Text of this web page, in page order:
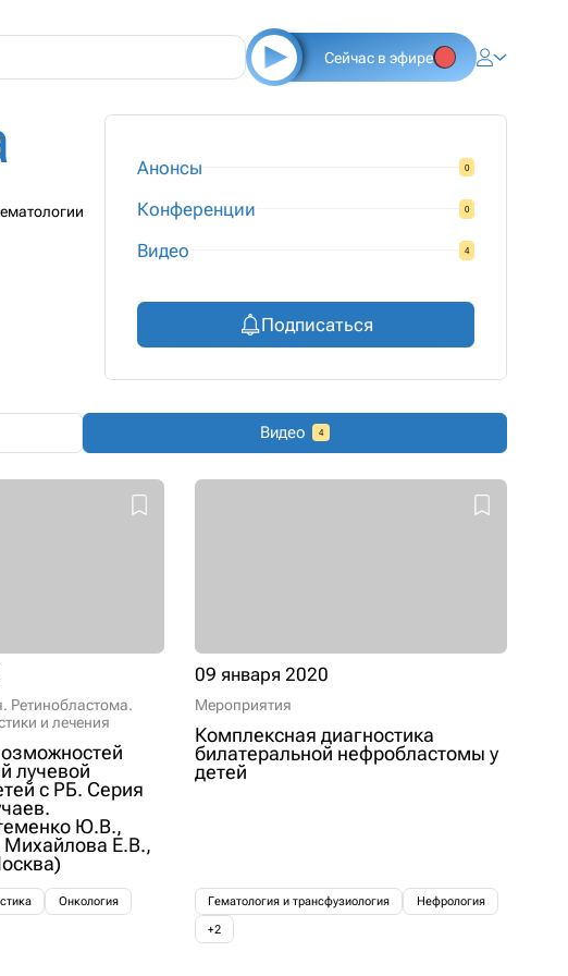
Сейчас в эфире
Анонсы 0
Конференции 0
Видео 4
Подписаться
Видео 4
Ретинобластома.
и лечения
лучевой
с РБ. Серия
Ю.В.,
Е.В.,
Онкология
09 января 2020
Мероприятия
Комплексная диагностика
билатеральной нефробластомы у
детей
Гематология и трансфузиология
Нефрология
+2